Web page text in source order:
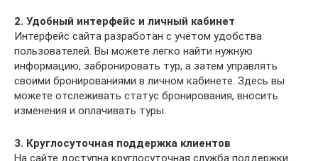
2. Удобный интерфейс и личный кабинет
Интерфейс сайта разработан с учётом удобства
пользователей. Вы можете легко найти нужную
информацию, забронировать тур, а затем управлять
своими бронированиями в личном кабинете. Здесь вы
можете отслеживать статус бронирования, вносить
изменения и оплачивать туры.
3. Круглосуточная поддержка клиентов
На сайте доступна круглосуточная служба поддержки.